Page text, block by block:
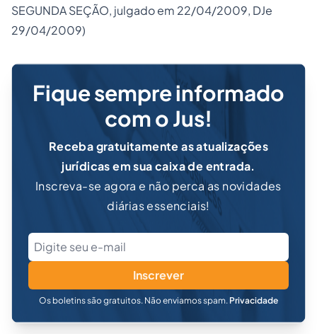
SEGUNDA SEÇÃO, julgado em 22/04/2009, DJe
29/04/2009)
Fique sempre informado
com o Jus!
Receba gratuitamente as atualizações
jurídicas em sua caixa de entrada.
Inscreva-se agora e não perca as novidades
diárias essenciais!
Inscrever
Os boletins são gratuitos. Não enviamos spam. Privacidade